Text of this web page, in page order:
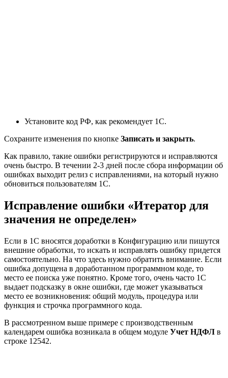
Установите код РФ, как рекомендует 1С.
Сохраните изменения по кнопке Записать и закрыть.
Как правило, такие ошибки регистрируются и исправляются
очень быстро. В течении 2-3 дней после сбора информации об
ошибках выходит релиз с исправлениями, на который нужно
обновиться пользователям 1С.
Исправление ошибки «Итератор для
значения не определен»
Если в 1С вносятся доработки в Конфигурацию или пишутся
внешние обработки, то искать и исправлять ошибку придется
самостоятельно. На что здесь нужно обратить внимание. Если
ошибка допущена в доработанном программном коде, то
место ее поиска уже понятно. Кроме того, очень часто 1С
выдает подсказку в окне ошибки, где может указываться
место ее возникновения: общий модуль, процедура или
функция и строчка программного кода.
В рассмотренном выше примере с производственным
календарем ошибка возникала в общем модуле Учет НДФЛ в
строке 12542.